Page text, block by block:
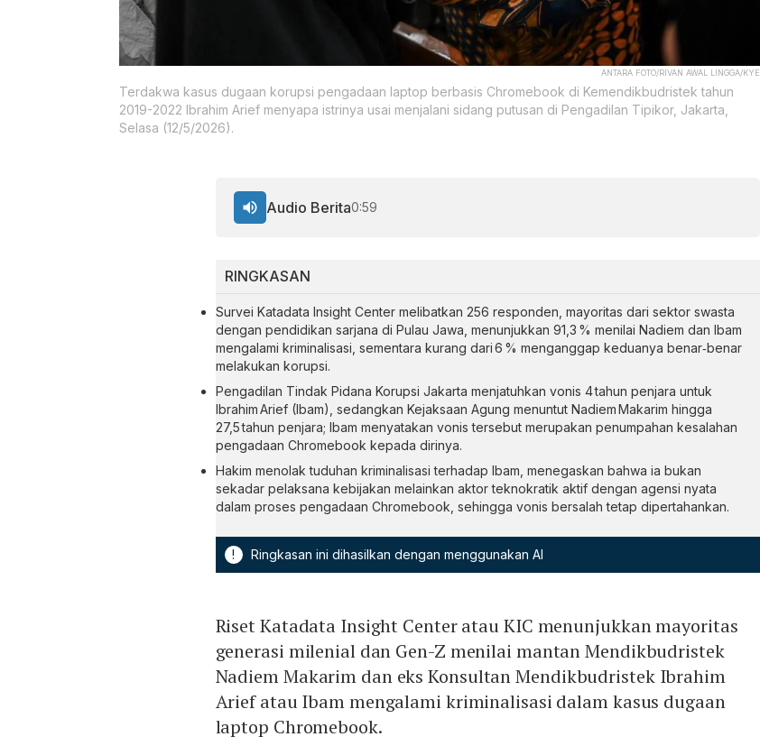
ANTARA FOTO/RIVAN AWAL LINGGA/KYE
Terdakwa kasus dugaan korupsi pengadaan laptop berbasis Chromebook di Kemendikbudristek tahun
2019-2022 Ibrahim Arief menyapa istrinya usai menjalani sidang putusan di Pengadilan Tipikor, Jakarta,
Selasa (12/5/2026).
RINGKASAN
Survei Katadata Insight Center melibatkan 256 responden, mayoritas dari sektor swasta
dengan pendidikan sarjana di Pulau Jawa, menunjukkan 91,3 % menilai Nadiem dan Ibam
mengalami kriminalisasi, sementara kurang dari 6 % menganggap keduanya benar‑benar
melakukan korupsi.
Pengadilan Tindak Pidana Korupsi Jakarta menjatuhkan vonis 4 tahun penjara untuk
Ibrahim Arief (Ibam), sedangkan Kejaksaan Agung menuntut Nadiem Makarim hingga
27,5 tahun penjara; Ibam menyatakan vonis tersebut merupakan penumpahan kesalahan
pengadaan Chromebook kepada dirinya.
Hakim menolak tuduhan kriminalisasi terhadap Ibam, menegaskan bahwa ia bukan
sekadar pelaksana kebijakan melainkan aktor teknokratik aktif dengan agensi nyata
dalam proses pengadaan Chromebook, sehingga vonis bersalah tetap dipertahankan.
! Ringkasan ini dihasilkan dengan menggunakan AI
Audio Berita0:59
Riset Katadata Insight Center atau KIC menunjukkan mayoritas
generasi milenial dan Gen-Z menilai mantan Mendikbudristek
Nadiem Makarim dan eks Konsultan Mendikbudristek Ibrahim
Arief atau Ibam mengalami kriminalisasi dalam kasus dugaan
laptop Chromebook.